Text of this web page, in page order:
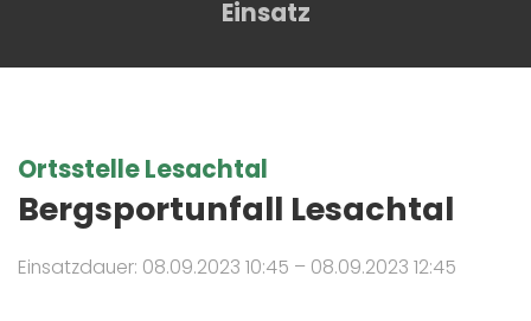
Einsatz
Ortsstelle Lesachtal
Bergsportunfall Lesachtal
Einsatzdauer: 08.09.2023 10:45 – 08.09.2023 12:45